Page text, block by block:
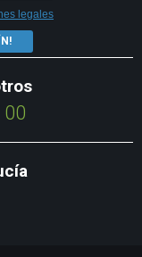
legales
00